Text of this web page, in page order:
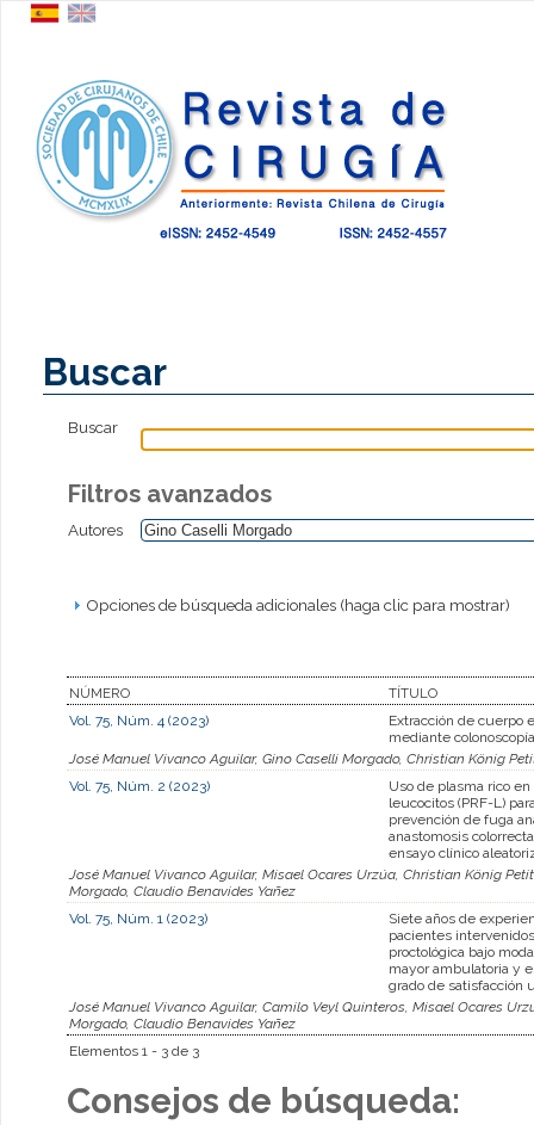
Buscar
Buscar
Filtros avanzados
Autores
Opciones de búsqueda adicionales (haga clic para mostrar)
NÚMERO
TÍTULO
Vol. 75, Núm. 4 (2023)
Extracción de cuerpo
mediante
José Manuel Vivanco Aguilar, Gino Caselli Morgado, Christian König
Vol. 75, Núm. 2 (2023)
Uso de plasma rico
leucocitos (PRF-L)
prevención de fuga
anastomosis
ensayo clínico
José Manuel Vivanco Aguilar, Misael Ocares Urzúa, Christian König
Morgado, Claudio Benavides Yañez
Vol. 75, Núm. 1 (2023)
Siete años de
pacientes
proctológica bajo
mayor ambulatoria y
grado de satisfacción
José Manuel Vivanco Aguilar, Camilo Veyl Quinteros, Misael Ocares
Morgado, Claudio Benavides Yañez
Elementos 1 - 3 de 3
Consejos de búsqueda: